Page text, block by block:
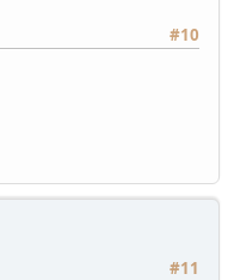
#10
#11